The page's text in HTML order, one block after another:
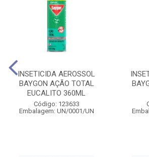
INSETICIDA AEROSSOL
BAYGON AÇÃO TOTAL
EUCALITO 360ML
Código: 123633
Embalagem: UN/0001/UN